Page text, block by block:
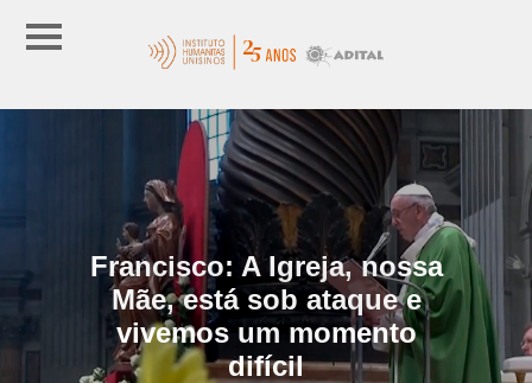
Francisco: A Igreja, nossa
Mãe, está sob ataque e
vivemos um momento
difícil